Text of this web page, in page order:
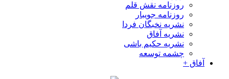
روزنامه نقش قلم
روزنامه جویبار
نشریه نخبگان فردا
نشریه آفاق
نشریه حکیم باشی
چشمه توسعه
آفاق +